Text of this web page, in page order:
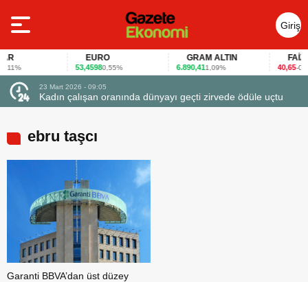
Giriş
Yap
EURO
53,45980,55%
GRAM ALTIN
6.890,411,09%
FAİZ
40,65-
dünyayı geçti zirvede ödüle uçtu Firmalar gıda fuarlarını
ebru taşcı
Garanti BBVA’dan üst düzey